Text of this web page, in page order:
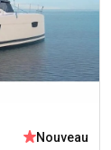
Nouveau